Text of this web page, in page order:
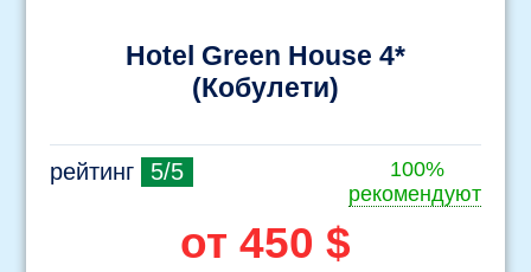
Hotel Green House 4*
(Кобулети)
рейтинг 5/5
100%
рекомендуют
от 450 $